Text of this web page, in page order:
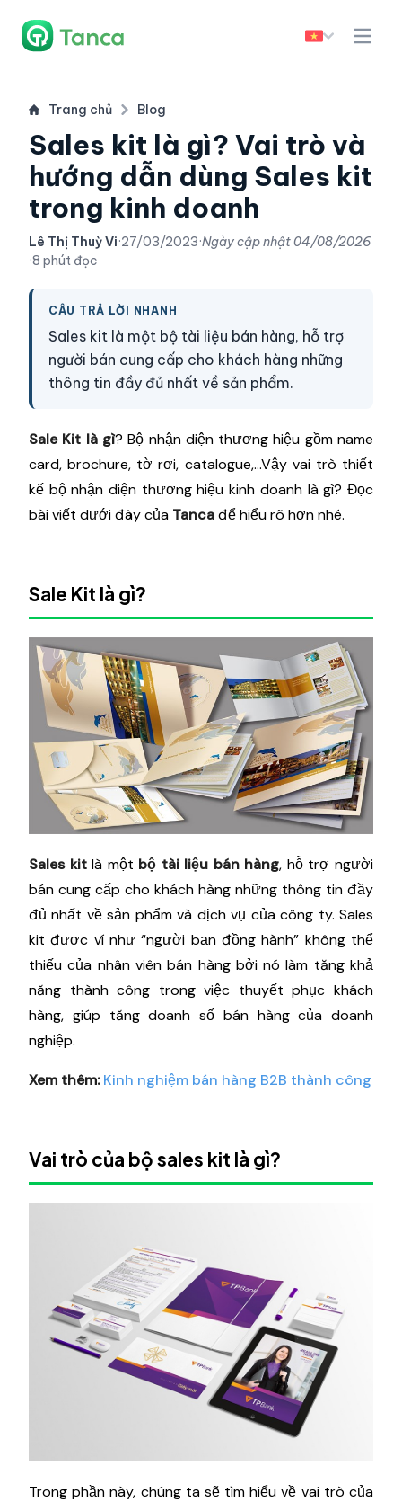
Trang chủ Blog
Sales kit là gì? Vai trò và
hướng dẫn dùng Sales kit
trong kinh doanh
Lê Thị Thuỳ Vi·27/03/2023·Ngày cập nhật04/08/2026
·8 phút đọc
CÂU TRẢ LỜI NHANH
Sales kit là một bộ tài liệu bán hàng, hỗ trợ
người bán cung cấp cho khách hàng những
thông tin đầy đủ nhất về sản phẩm.
Sale Kit là gì? Bộ nhận diện thương hiệu gồm name
card, brochure, tờ rơi, catalogue,...Vậy vai trò thiết
kế bộ nhận diện thương hiệu kinh doanh là gì? Đọc
bài viết dưới đây của Tancađể hiểu rõ hơn nhé.
Sale Kit là gì?
Sales kitlà một bộ tài liệu bán hàng, hỗ trợ người
bán cung cấp cho khách hàng những thông tin đầy
đủ nhất về sản phẩm và dịch vụ của công ty. Sales
kit được ví như “người bạn đồng hành” không thể
thiếu của nhân viên bán hàng bởi nó làm tăng khả
năng thành công trong việc thuyết phục khách
hàng, giúp tăng doanh số bán hàng của doanh
nghiệp.
Xem thêm: Kinh nghiệm bán hàng B2B thành công
Vai trò của bộ sales kit là gì?
Trong phần này, chúng ta sẽ tìm hiểu về vai trò của